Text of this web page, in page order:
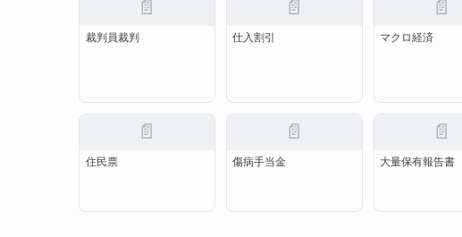
📄
裁判員裁判
📄
仕入割引
📄
マクロ経済
📄
住民票
📄
傷病手当金
📄
大量保有報告書